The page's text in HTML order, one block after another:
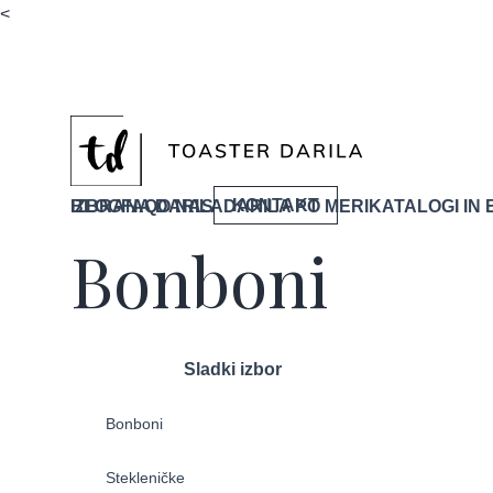
<
IZBRANA DARILA DARILA PO MERI KATALOGI IN
BLOGFAQO NAS KONTAKT
Bonboni
Sladki izbor
Bonboni
Skodelice in Stekleničke
StekleničkeTehnologija